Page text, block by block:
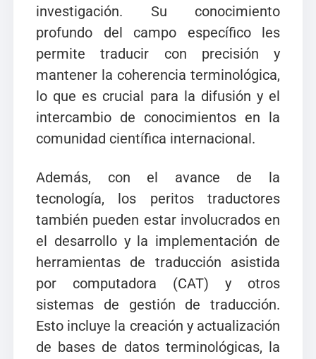
investigación. Su conocimiento
profundo del campo específico les
permite traducir con precisión y
mantener la coherencia terminológica,
lo que es crucial para la difusión y el
intercambio de conocimientos en la
comunidad científica internacional.
Además, con el avance de la
tecnología, los peritos traductores
también pueden estar involucrados en
el desarrollo y la implementación de
herramientas de traducción asistida
por computadora (CAT) y otros
sistemas de gestión de traducción.
Esto incluye la creación y actualización
de bases de datos terminológicas, la